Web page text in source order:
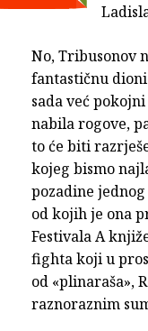
No, Tribusonov
fantastičnu
sada već
nabila rogove,
to će biti
kojeg bismo
pozadine
od kojih je ona
Festivala A
fighta koji u
od «plinaraša»,
raznoraznim